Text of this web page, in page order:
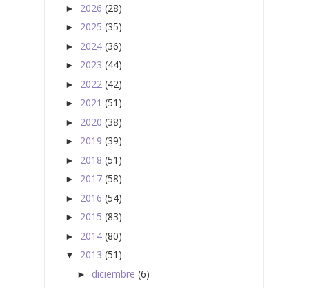
► 2026 (28)
► 2025 (35)
► 2024 (36)
► 2023 (44)
► 2022 (42)
► 2021 (51)
► 2020 (38)
► 2019 (39)
► 2018 (51)
► 2017 (58)
► 2016 (54)
► 2015 (83)
► 2014 (80)
▼ 2013 (51)
► diciembre (6)